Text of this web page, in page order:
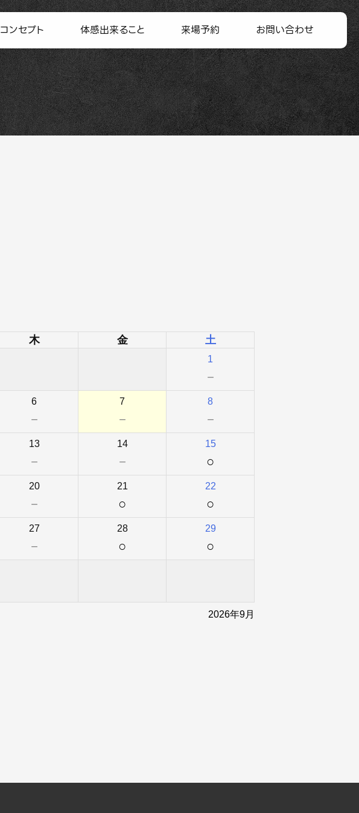
コンセプト 体感出来ること 来場予約 お問い合わせ
木 金 土
1
－
6
－
7
－
8
－
13
－
14
－
15
○
20
－
21
○
22
○
27
－
28
○
29
○
2026年9月